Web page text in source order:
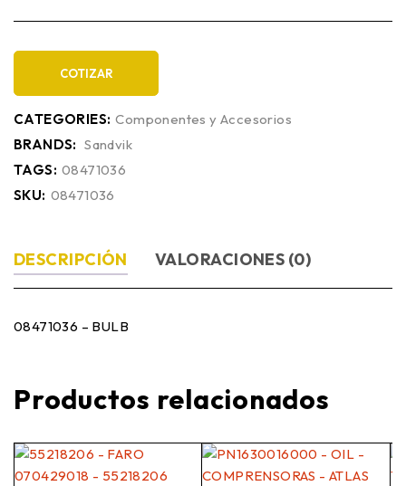
COTIZAR
CATEGORIES: Componentes y Accesorios
BRANDS: Sandvik
TAGS: 08471036
SKU: 08471036
DESCRIPCIÓN VALORACIONES (0)
08471036 – BULB
Productos relacionados